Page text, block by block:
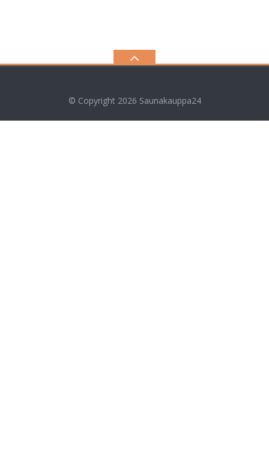
© Copyright 2026 Saunakauppa24